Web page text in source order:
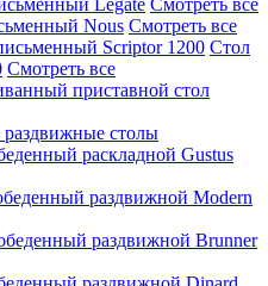
Legate Смотреть все
Nous Смотреть все
Scriptor 1200 Стол
Смотреть все
приставной стол
столы
раскладной Gustus
раздвижной Modern
раздвижной Brunner